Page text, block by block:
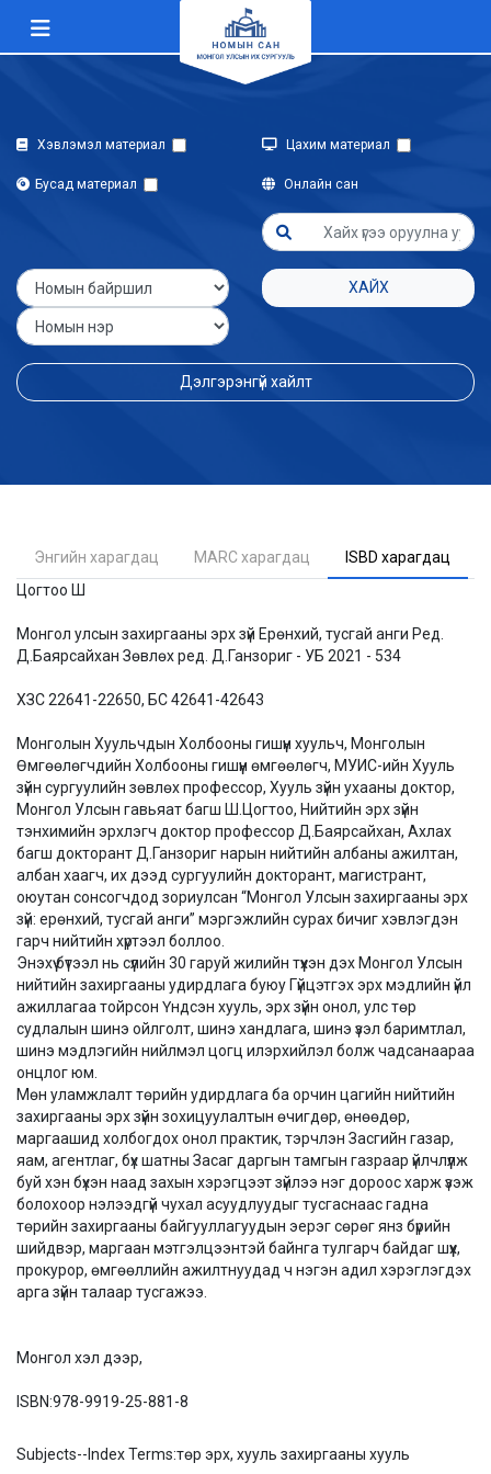
Хэвлэмэл материал Цахим материал
Бусад материал Онлайн сан
ХАЙХ
Дэлгэрэнгүй хайлт
Энгийн харагдац MARC харагдац
ISBD харагдац
Цогтоо Ш
Монгол улсын захиргааны эрх зүй Ерөнхий, тусгай анги Ред.
Д.Баярсайхан Зөвлөх ред. Д.Ганзориг - УБ 2021 - 534
ХЗС 22641-22650, БС 42641-42643
Монголын Хуульчдын Холбооны гишүүн хуульч, Монголын
Өмгөөлөгчдийн Холбооны гишүүн өмгөөлөгч, МУИС-ийн Хууль
зүйн сургуулийн зөвлөх профессор, Хууль зүйн ухааны доктор,
Монгол Улсын гавьяат багш Ш.Цогтоо, Нийтийн эрх зүйн
тэнхимийн эрхлэгч доктор профессор Д.Баярсайхан, Ахлах
багш докторант Д.Ганзориг нарын нийтийн албаны ажилтан,
албан хаагч, их дээд сургуулийн докторант, магистрант,
оюутан сонсогчдод зориулсан “Монгол Улсын захиргааны эрх
зүй: ерөнхий, тусгай анги” мэргэжлийн сурах бичиг хэвлэгдэн
гарч нийтийн хүртээл боллоо.
Энэхүү бүтээл нь сүүлийн 30 гаруй жилийн түүхэн дэх Монгол Улсын
нийтийн захиргааны удирдлага буюу Гүйцэтгэх эрх мэдлийн үйл
ажиллагаа тойрсон Үндсэн хууль, эрх зүйн онол, улс төр
судлалын шинэ ойлголт, шинэ хандлага, шинэ үзэл баримтлал,
шинэ мэдлэгийн нийлмэл цогц илэрхийлэл болж чадсанаараа
онцлог юм.
Мөн уламжлалт төрийн удирдлага ба орчин цагийн нийтийн
захиргааны эрх зүйн зохицуулалтын өчигдөр, өнөөдөр,
маргаашид холбогдох онол практик, тэрчлэн Засгийн газар,
яам, агентлаг, бүх шатны Засаг даргын тамгын газраар үйлчлүүлж
буй хэн бүхэн наад захын хэрэгцээт зүйлээ нэг дороос харж үзэж
болохоор нэлээдгүй чухал асуудлуудыг тусгаснаас гадна
төрийн захиргааны байгууллагуудын эерэг сөрөг янз бүрийн
шийдвэр, маргаан мэтгэлцээнтэй байнга тулгарч байдаг шүүх,
прокурор, өмгөөллийн ажилтнуудад ч нэгэн адил хэрэглэгдэх
арга зүйн талаар тусгажээ.
Монгол хэл дээр,
ISBN:978-9919-25-881-8
Subjects--Index Terms:төр эрх, хууль захиргааны хууль